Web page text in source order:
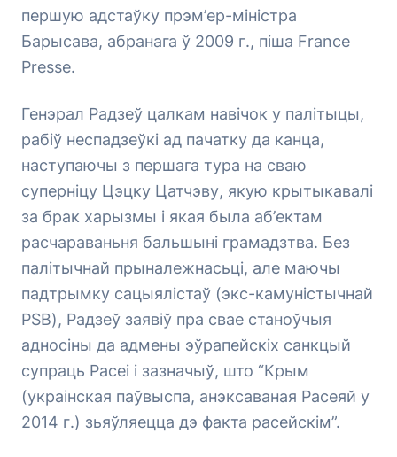
першую адстаўку прэм’ер-міністра
Барысава, абранага ў 2009 г., піша France
Presse.
Генэрал Радзеў цалкам навічок у палітыцы,
рабіў неспадзеўкі ад пачатку да канца,
наступаючы з першага тура на сваю
суперніцу Цэцку Цатчэву, якую крытыкавалі
за брак харызмы і якая была аб’ектам
расчараваньня бальшыні грамадзтва. Без
палітычнай прыналежнасьці, але маючы
падтрымку сацыялістаў (экс-камуністычнай
PSB), Радзеў заявіў пра свае станоўчыя
адносіны да адмены эўрапейскіх санкцый
супраць Расеі і зазначыў, што “Крым
(украінская паўвыспа, анэксаваная Расеяй у
2014 г.) зьяўляецца дэ факта расейскім”.